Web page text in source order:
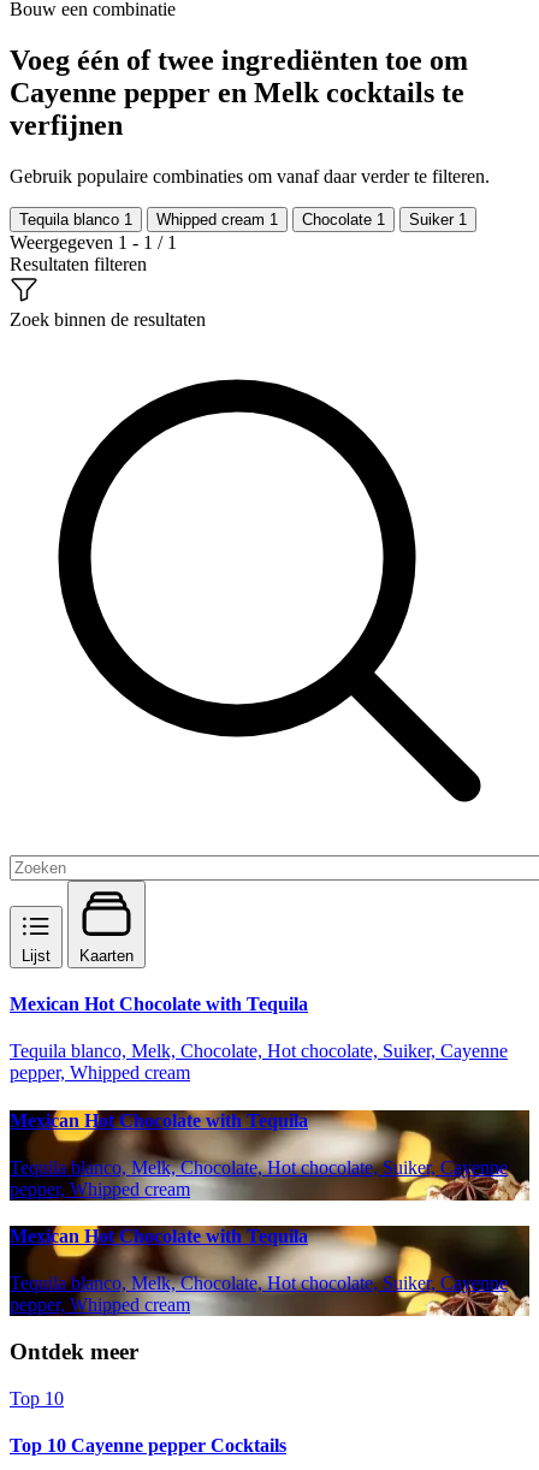
Bouw een combinatie
Voeg één of twee ingrediënten toe om
Cayenne pepper en Melk cocktails te
verfijnen
Gebruik populaire combinaties om vanaf daar verder te filteren.
Tequila blanco 1 Whipped cream 1 Chocolate 1 Suiker 1
Weergegeven 1 - 1 / 1
Resultaten filteren
Zoek binnen de resultaten
Lijst Kaarten
Mexican Hot Chocolate with Tequila
Tequila blanco, Melk, Chocolate, Hot chocolate, Suiker, Cayenne
pepper, Whipped cream
Mexican Hot Chocolate with Tequila
Tequila blanco, Melk, Chocolate, Hot chocolate, Suiker, Cayenne
pepper, Whipped cream
Mexican Hot Chocolate with Tequila
Tequila blanco, Melk, Chocolate, Hot chocolate, Suiker, Cayenne
pepper, Whipped cream
Ontdek meer
Top 10
Top 10 Cayenne pepper Cocktails